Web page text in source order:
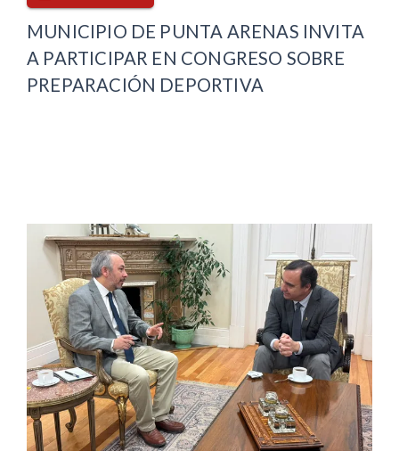
MUNICIPIO DE PUNTA ARENAS INVITA
A PARTICIPAR EN CONGRESO SOBRE
PREPARACIÓN DEPORTIVA